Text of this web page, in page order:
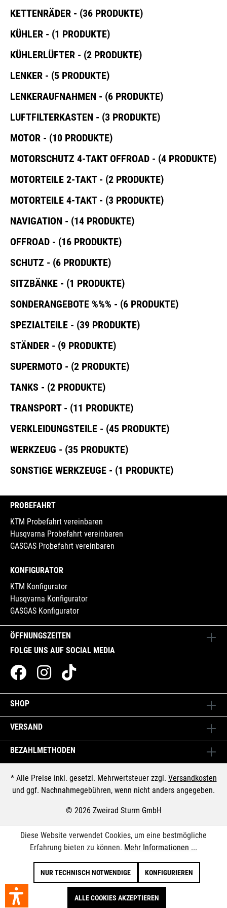
KETTENRÄDER - (36 PRODUKTE)
KÜHLER - (1 PRODUKTE)
KÜHLERLÜFTER - (2 PRODUKTE)
LENKER - (5 PRODUKTE)
LENKERAUFNAHMEN - (6 PRODUKTE)
LUFTFILTERKASTEN - (3 PRODUKTE)
MOTOR - (10 PRODUKTE)
MOTORSCHUTZ 4-TAKT OFFROAD - (4 PRODUKTE)
MOTORTEILE 2-TAKT - (2 PRODUKTE)
MOTORTEILE 4-TAKT - (3 PRODUKTE)
NAVIGATION - (14 PRODUKTE)
OFFROAD - (16 PRODUKTE)
SCHUTZ - (6 PRODUKTE)
SITZBÄNKE - (1 PRODUKTE)
SONDERANGEBOTE %%% - (6 PRODUKTE)
SPEZIALTEILE - (39 PRODUKTE)
STÄNDER - (9 PRODUKTE)
SUPERMOTO - (2 PRODUKTE)
TANKS - (2 PRODUKTE)
TRANSPORT - (11 PRODUKTE)
VERKLEIDUNGSTEILE - (45 PRODUKTE)
WERKZEUG - (35 PRODUKTE)
SONSTIGE WERKZEUGE - (1 PRODUKTE)
ÖFFNUNGSZEITEN
FOLGE UNS AUF SOCIAL MEDIA
PROBEFAHRT
KTM Probefahrt vereinbaren
Husqvarna Probefahrt vereinbaren
GASGAS Probefahrt vereinbaren
KONFIGURATOR
KTM Konfigurator
Husqvarna Konfigurator
GASGAS Konfigurator
SHOP
VERSAND
BEZAHLMETHODEN
* Alle Preise inkl. gesetzl. Mehrwertsteuer zzgl. Versandkosten
und ggf. Nachnahmegebühren, wenn nicht anders angegeben.
© 2026 Zweirad Sturm GmbH
Diese Website verwendet Cookies, um eine bestmögliche
Erfahrung bieten zu können. Mehr Informationen ...
NUR TECHNISCH NOTWENDIGE KONFIGURIEREN
ALLE COOKIES AKZEPTIEREN